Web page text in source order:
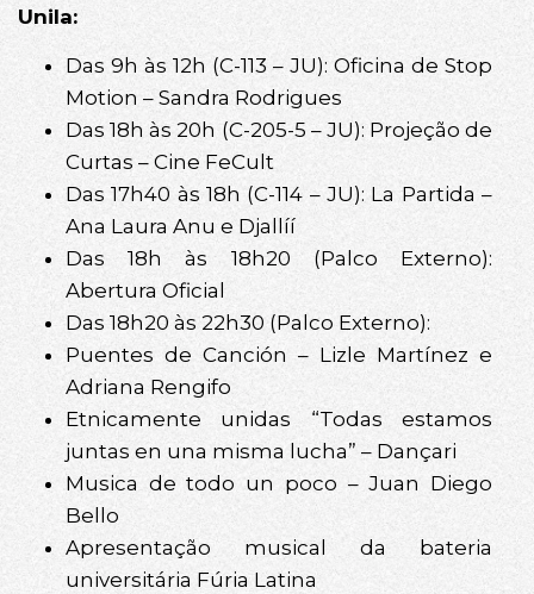
Unila:
Das 9h às 12h (C-113 – JU): Oficina de Stop
Motion – Sandra Rodrigues
Das 18h às 20h (C-205-5 – JU): Projeção de
Curtas – Cine FeCult
Das 17h40 às 18h (C-114 – JU): La Partida –
Ana Laura Anu e Djallíí
Das 18h às 18h20 (Palco Externo):
Abertura Oficial
Das 18h20 às 22h30 (Palco Externo):
Puentes de Canción – Lizle Martínez e
Adriana Rengifo
Etnicamente unidas “Todas estamos
juntas en una misma lucha” – Dançari
Musica de todo un poco – Juan Diego
Bello
Apresentação musical da bateria
universitária Fúria Latina